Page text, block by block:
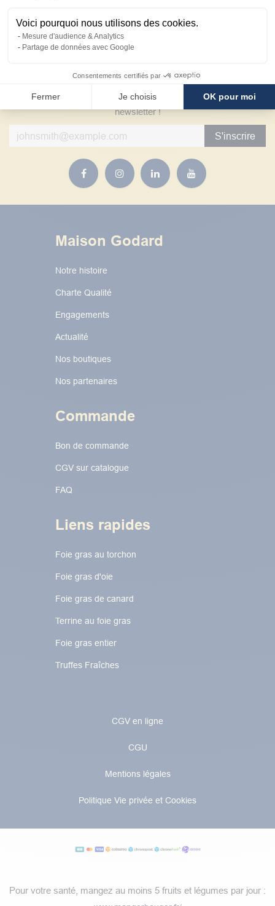
Voici pourquoi nous utilisons des cookies.
Mesure d'audience & Analytics
Partage de données avec Google
Consentements certifiés par
Fermer Je choisis OK pour moi
Powered by
Nouveaux produits, promo, news… Inscrivez-vous à notre
newsletter !
S'inscrire
Maison Godard
Notre histoire
Charte Qualité
Engagements
Actualité
Nos boutiques
Nos partenaires
Commande
Bon de commande
CGV sur catalogue
FAQ
Liens rapides
Foie gras au torchon​​​​
Foie gras d'oie
Foie gras de canard
Terrine au foie gras
Foie gras entier
Truffes Fraîches
CGV en ligne
CGU
Mentions légales
Politique Vie privée et Cookies
Pour votre santé, mangez au moins 5 fruits et légumes par jour :